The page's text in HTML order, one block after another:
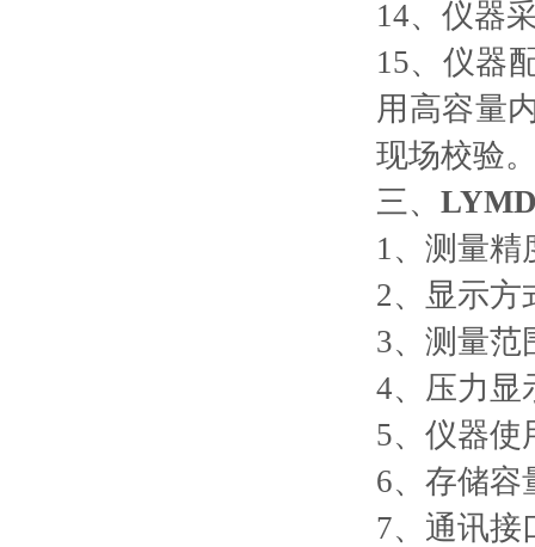
14、仪器
15、仪器
用高容量
现场校验
三、
1、测量精
2、显示方
3、测量范
4、压力显
5、仪器
6、存储容
7、通讯接